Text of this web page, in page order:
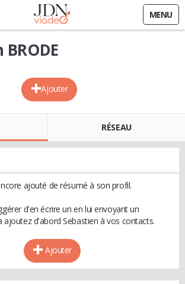
MENU
Ajouter
RÉSEAU
ajouté de résumé à son profil.
d'en écrire un en lui envoyant un
ajoutez d'abord Sebastien à vos contacts.
Ajouter